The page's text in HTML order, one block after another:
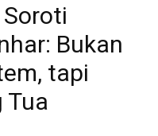
Soroti
Bukan
tapi
Tua